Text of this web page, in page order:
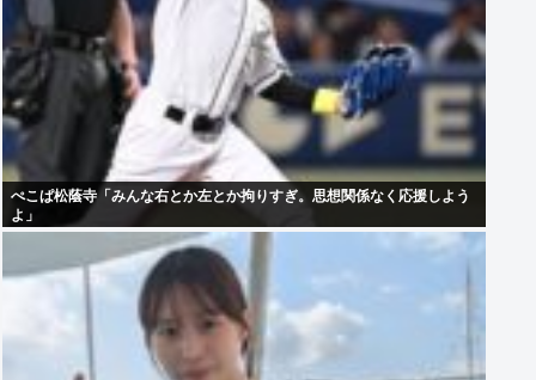
ぺこぱ松蔭寺「みんな右とか左とか拘りすぎ。思想関係なく応援しよう
よ」